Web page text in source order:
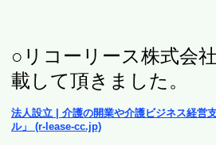
○リコーリース株式会
載して頂きました。
法人設立 | 介護の開業や介護ビジネス経営
ル」 (r-lease-cc.jp)